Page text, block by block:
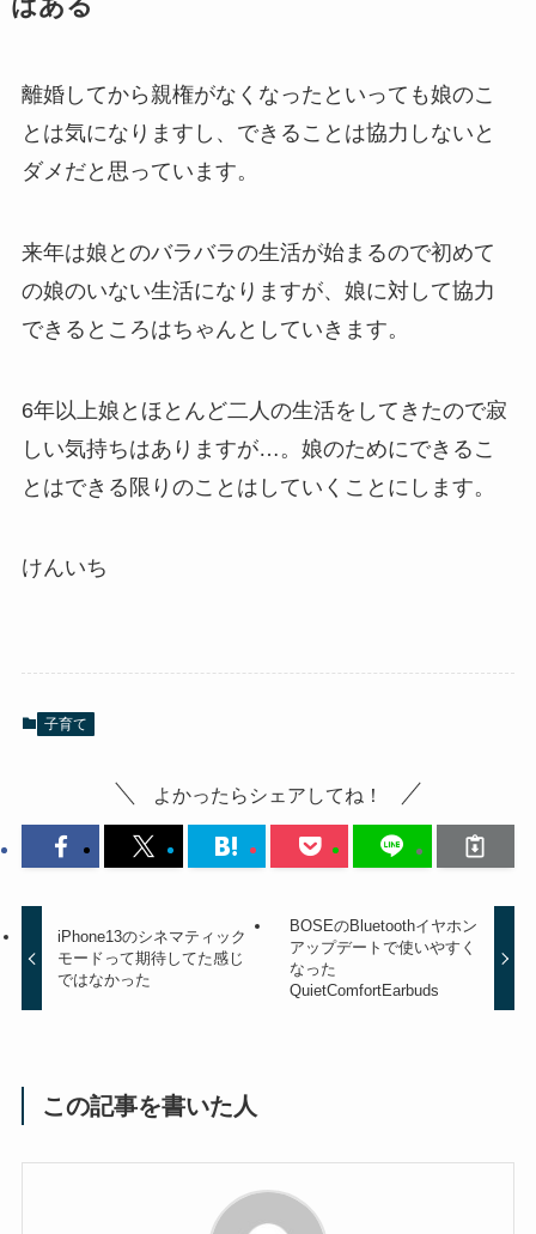
はある
離婚してから親権がなくなったといっても娘のこ
とは気になりますし、できることは協力しないと
ダメだと思っています。
来年は娘とのバラバラの生活が始まるので初めて
の娘のいない生活になりますが、娘に対して協力
できるところはちゃんとしていきます。
6年以上娘とほとんど二人の生活をしてきたので寂
しい気持ちはありますが…。娘のためにできるこ
とはできる限りのことはしていくことにします。
けんいち
子育て
よかったらシェアしてね！
iPhone13のシネマティック
モードって期待してた感じ
ではなかった
BOSEのBluetoothイヤホン
アップデートで使いやすく
なった
QuietComfortEarbuds
この記事を書いた人